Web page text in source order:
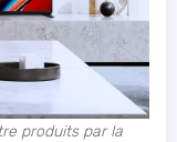
produits par la